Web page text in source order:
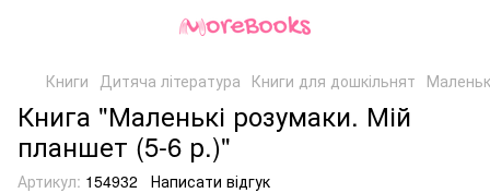
Книги Дитяча література Книги для дошкільнят
Книга "Маленькі розумаки. Мій
планшет (5-6 р.)"
Артикул: 154932 Написати відгук